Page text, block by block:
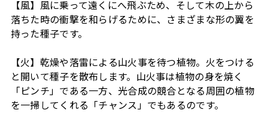
【風】風に乗って遠くにへ飛ぶため、そして木の上から
落ちた時の衝撃を和らげるために、さまざまな形の翼を
持った種子です。
【火】乾燥や落雷による山火事を待つ植物。火をつける
と開いて種子を散布します。山火事は植物の身を焼く
「ピンチ」である一方、光合成の競合となる周囲の植物
を一掃してくれる「チャンス」でもあるのです。